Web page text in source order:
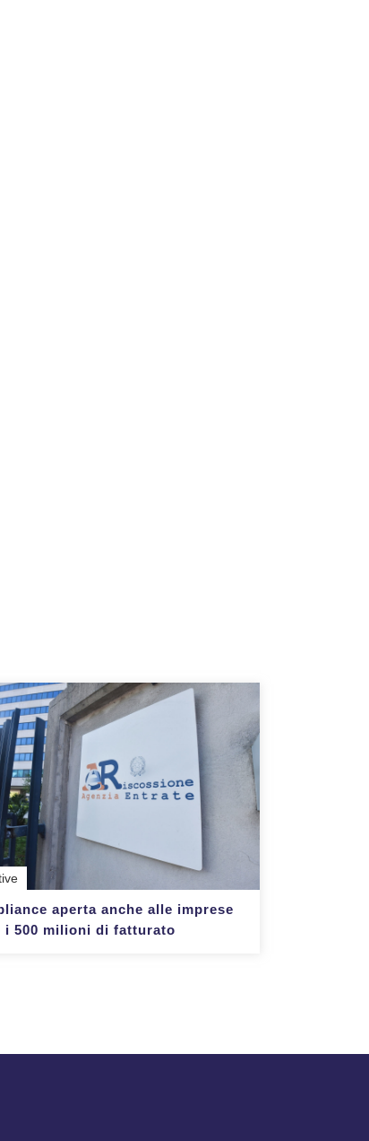
aperta anche alle imprese
i 500 milioni di fatturato